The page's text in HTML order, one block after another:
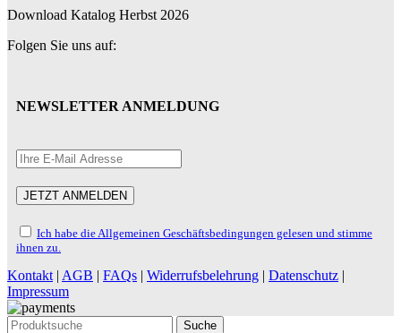
Download Katalog Herbst 2026
Folgen Sie uns auf:
NEWSLETTER ANMELDUNG
Ich habe die Allgemeinen Geschäftsbedingungen gelesen und stimme
ihnen zu.
Kontakt | AGB | FAQs | Widerrufsbelehrung | Datenschutz |
Impressum
Suche